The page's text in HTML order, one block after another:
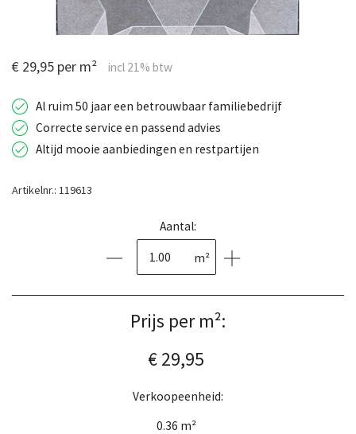
€ 29,95 per m²
Al ruim 50 jaar een betrouwbaar familiebedrijf
Correcte service en passend advies
Altijd mooie aanbiedingen en restpartijen
Artikelnr.: 119613
Aantal:
m²
Prijs per m²:
€ 29,95
Verkoopeenheid:
0.36 m²